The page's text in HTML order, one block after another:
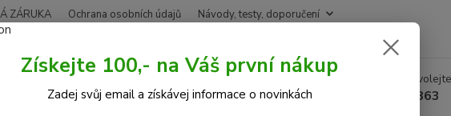
ZÁRUKA Ochrana osobních údajů
Návody, testy, doporučení
Hledat
Nevíte si rady?
+420 534 534 863
Získejte 100,- na Váš první nákup
Zadej svůj email a získávej informace o novinkách